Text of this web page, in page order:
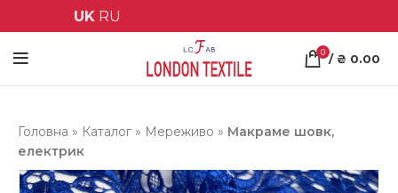
UK RU
0 / ₴ 0.00
Головна » Каталог » Мереживо » Макраме шовк,
електрик